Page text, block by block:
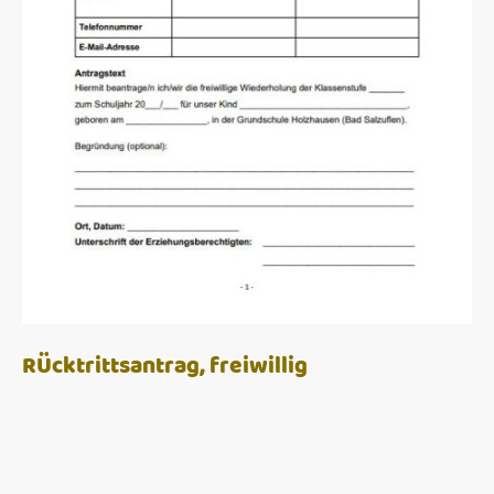
RÜcktrittsantrag, freiwillig